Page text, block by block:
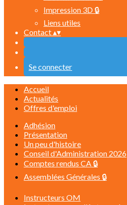
Impression 3D 🔒
Liens utiles
Contact▴▾
Se connecter
Accueil
Actualités
Offres d'emploi
Adhésion
Présentation
Un peu d'histoire
Conseil d'Administration 2026
Comptes rendus CA 🔒
Assemblées Générales 🔒
Instructeurs OM